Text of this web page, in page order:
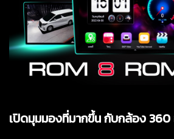
เปิดมุมมองที่มากขึ้น กับกล้อง 360